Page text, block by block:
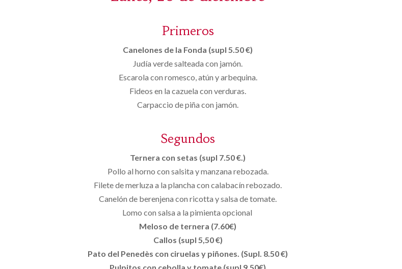
Primeros
Canelones de la Fonda (supl 5.50 €)
Judía verde salteada con jamón.
Escarola con romesco, atún y arbequina.
Fideos en la cazuela con verduras.
Carpaccio de piña con jamón.
Segundos
Ternera con setas (supl 7.50 €.)
Pollo al horno con salsita y manzana rebozada.
Filete de merluza a la plancha con calabacín rebozado.
Canelón de berenjena con ricotta y salsa de tomate.
Lomo con salsa a la pimienta opcional
Meloso de ternera (7.60€)
Callos (supl 5,50 €)
Pato del Penedès con ciruelas y piñones. (Supl. 8.50 €)